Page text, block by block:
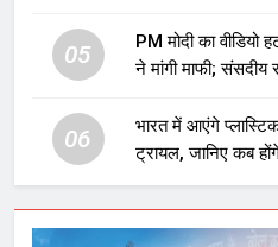
05
PM मोदी का
ने मांगी माफी; संसदीय
06
भारत में आएंगे
ट्रायल, जानिए कब